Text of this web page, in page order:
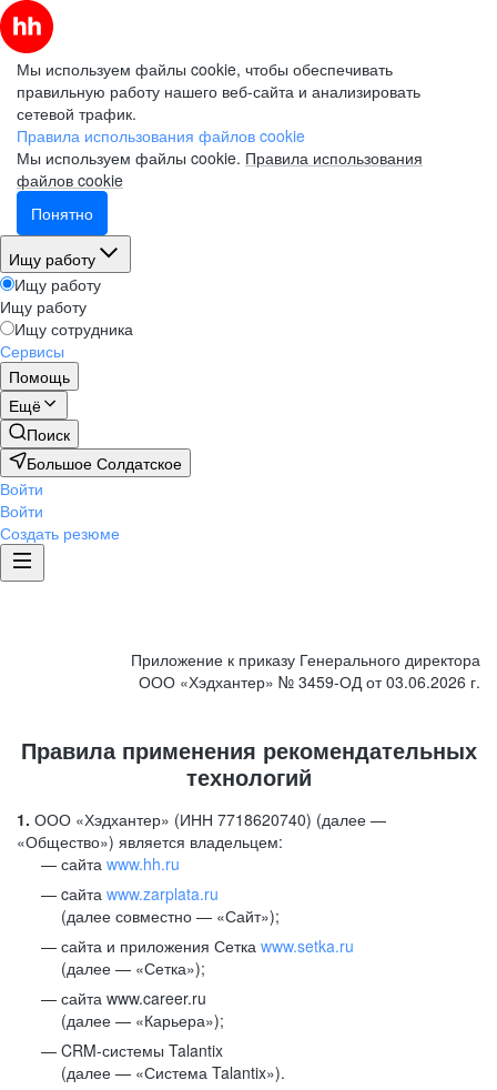
Мы используем файлы cookie, чтобы обеспечивать
правильную работу нашего веб-сайта и анализировать
сетевой трафик.
Правила использования файлов cookie
Мы используем файлы cookie. Правила использования
файлов cookie
Понятно
Ищу работу
Ищу работу
Ищу работу
Ищу сотрудника
Сервисы
Помощь
Ещё
Поиск
Большое Солдатское
Войти
Войти
Создать резюме
Приложение к приказу Генерального директора
ООО «Хэдхантер» № 3459-ОД от 03.06.2026 г.
Правила применения рекомендательных
технологий
1. ООО «Хэдхантер» (ИНН 7718620740) (далее —
«Общество») является владельцем:
сайта www.hh.ru
cайта www.zarplata.ru
(далее совместно — «Сайт»);
сайта и приложения Сетка www.setka.ru
(далее — «Сетка»);
сайта www.career.ru
(далее — «Карьера»);
CRM-системы Talantix
(далее — «Система Talantix»).